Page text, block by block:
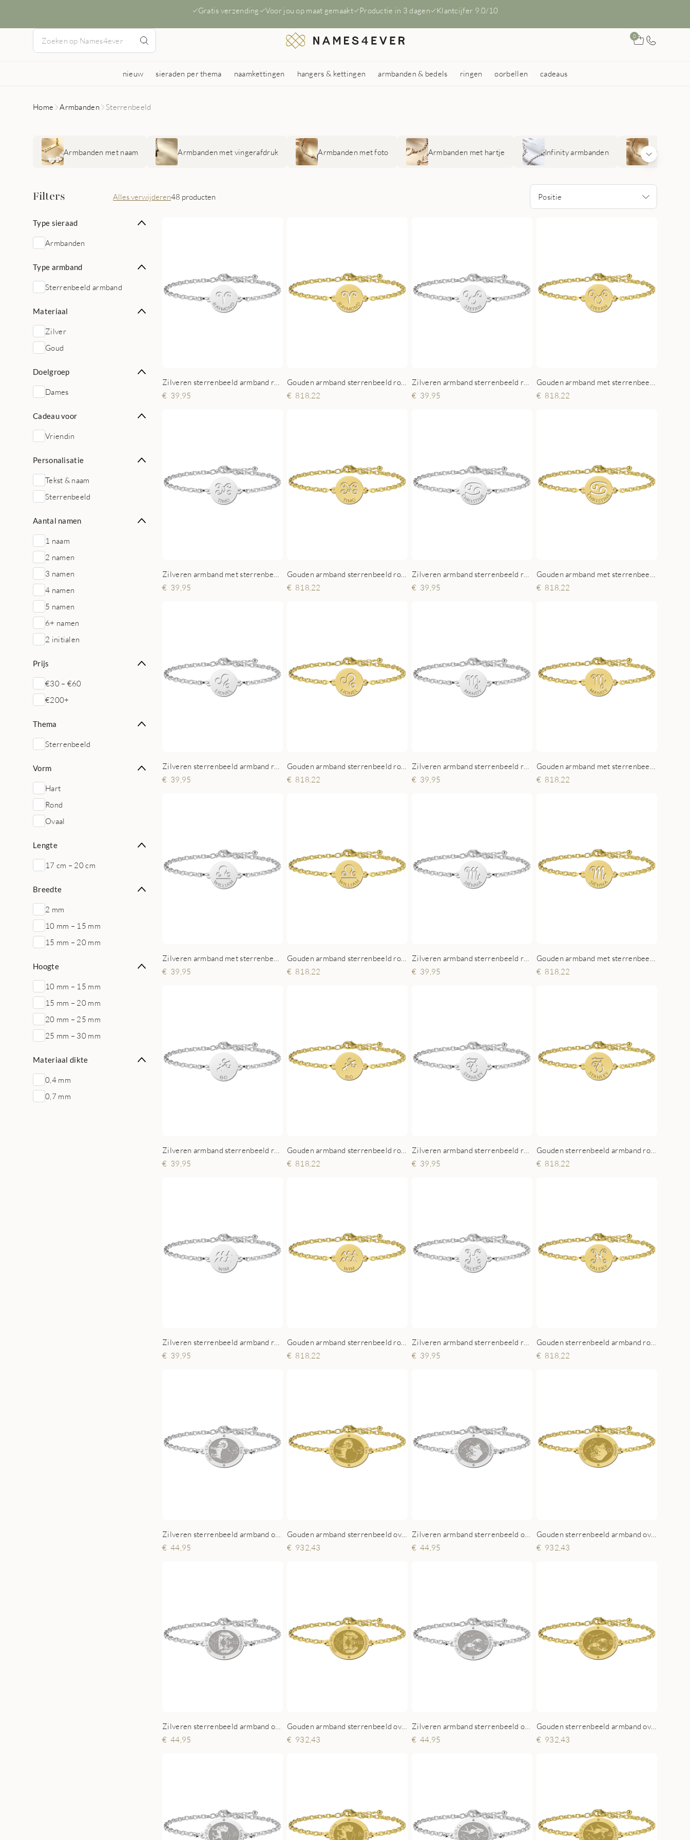
Gratis verzending Voor jou op maat gemaakt Productie in 3 dagen Klantcijfer 9.0/10
0
nieuw sieraden per thema naamkettingen hangers & kettingen armbanden & bedels ringen oorbellen cadeaus
Home Armbanden Sterrenbeeld
Armbanden met naam Armbanden met vingerafdruk Armbanden met foto Armbanden met hartje Infinity armbanden
Filters Alles verwijderen48 producten Positie
Type sieraad
Armbanden
Type armband
Sterrenbeeld armband
Materiaal
Zilver
Goud
Doelgroep
Dames
Cadeau voor
Vriendin
Personalisatie
Tekst & naam
Sterrenbeeld
Aantal namen
1 naam
2 namen
3 namen
4 namen
5 namen
6+ namen
2 initialen
Prijs
€30 – €60
€200+
Thema
Sterrenbeeld
Vorm
Hart
Rond
Ovaal
Lengte
17 cm – 20 cm
Breedte
2 mm
10 mm – 15 mm
15 mm – 20 mm
Hoogte
10 mm – 15 mm
15 mm – 20 mm
20 mm – 25 mm
25 mm – 30 mm
Materiaal dikte
0,4 mm
0,7 mm
39,95
818,22
39,95
818,22
39,95
818,22
39,95
818,22
39,95
818,22
39,95
818,22
39,95
818,22
39,95
818,22
39,95
818,22
39,95
818,22
39,95
818,22
39,95
818,22
44,95
932,43
44,95
932,43
44,95
932,43
44,95
932,43